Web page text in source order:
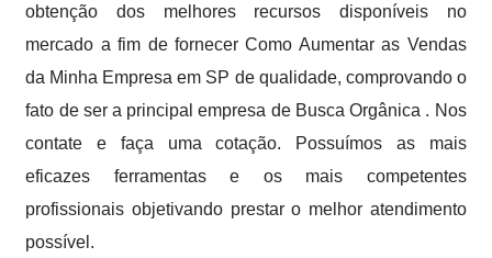
obtenção dos melhores recursos disponíveis no
mercado a fim de fornecer Como Aumentar as Vendas
da Minha Empresa em SP de qualidade, comprovando o
fato de ser a principal empresa de Busca Orgânica . Nos
contate e faça uma cotação. Possuímos as mais
eficazes ferramentas e os mais competentes
profissionais objetivando prestar o melhor atendimento
possível.